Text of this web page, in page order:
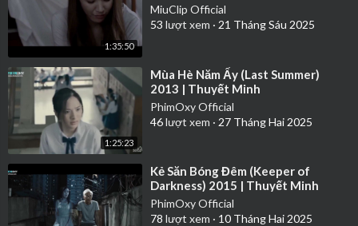
1:35:50
MiuClip Official
53 lượt xem · 21 Tháng Sáu 2025
1:25:23
⁣Mùa Hè Năm Ấy (Last Summer)
2013 | Thuyết Minh
PhimOxy Official
46lượt xem · 27 Tháng Hai 2025
⁣Kẻ Săn Bóng Đêm (Keeper of
Darkness) 2015 | Thuyết Minh
PhimOxy Official
78 lượt xem · 10 Tháng Hai 2025